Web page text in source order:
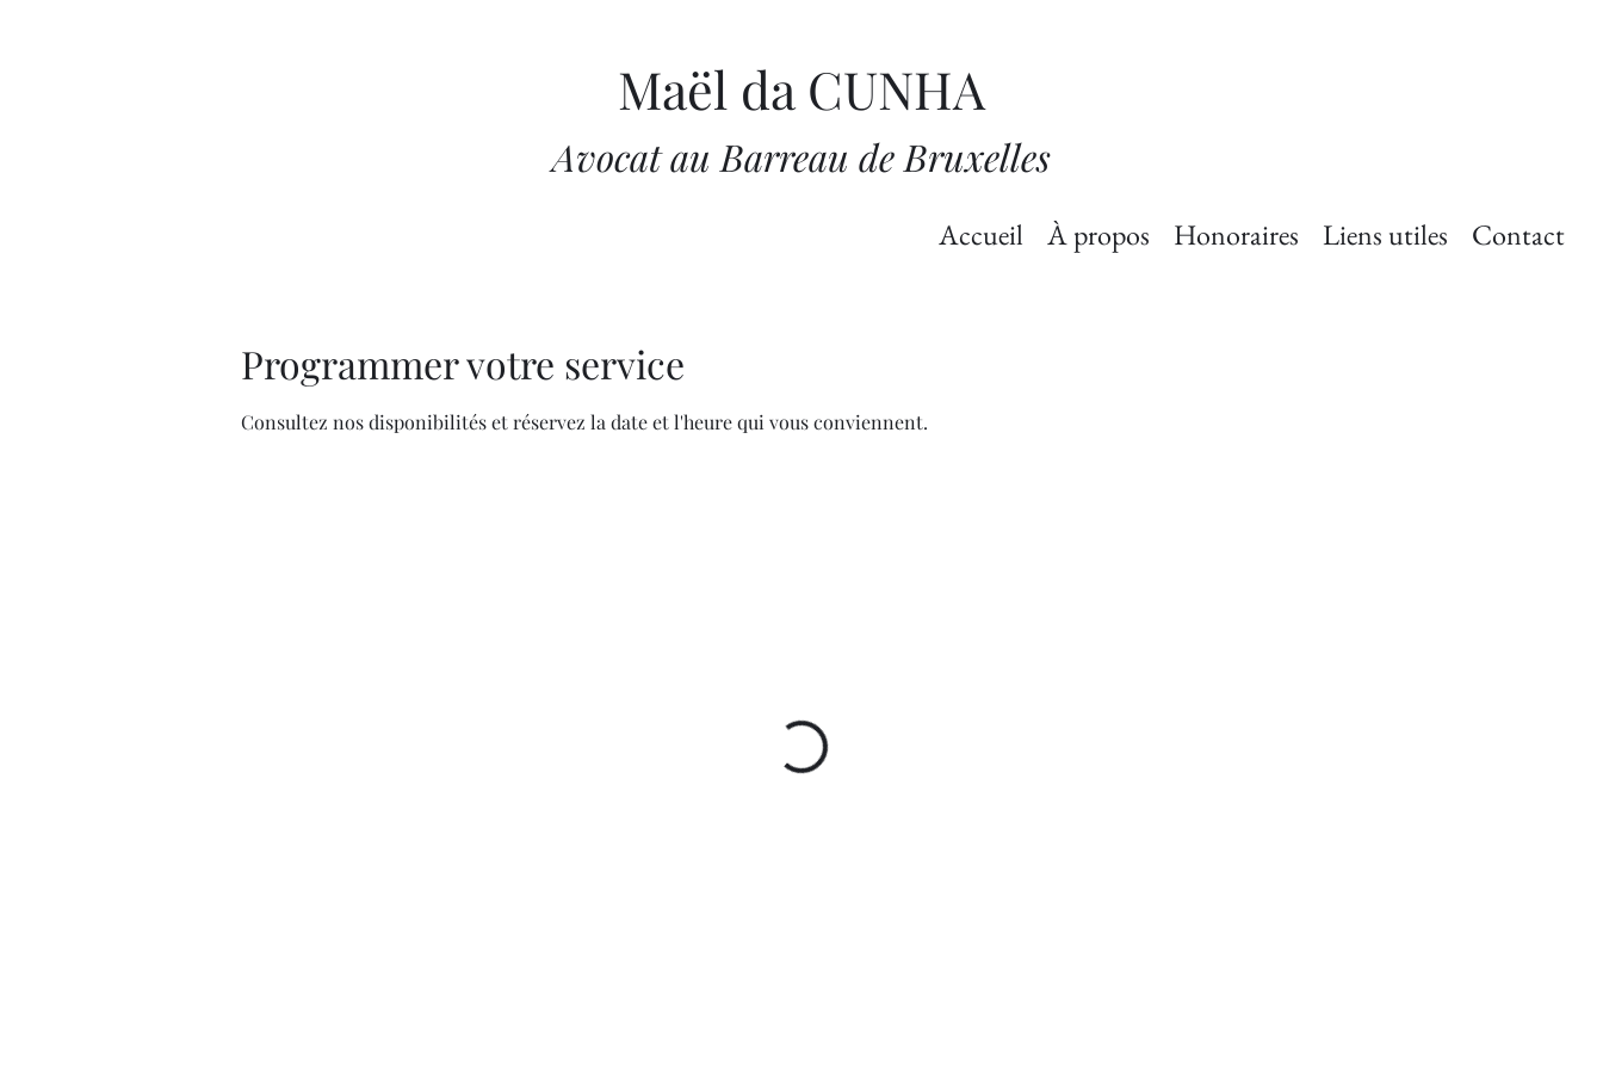
Maël da CUNHA
Avocat au Barreau de Bruxelles
Accueil À propos Honoraires Liens utiles Contact
Programmer votre service
Consultez nos disponibilités et réservez la date et l'heure qui vous conviennent.